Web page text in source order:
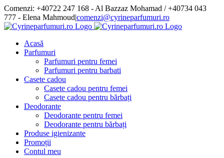
Skip
to
content
Comenzi: +40722 247 168 - Al Bazzaz Mohamad / +40734 043
777 - Elena Mahmoud|comenzi@cyrineparfumuri.ro
Facebook
Acasă
Parfumuri
Parfumuri pentru femei
Parfumuri pentru barbati
Casete cadou
Casete cadou pentru femei
Casete cadou pentru bărbați
Deodorante
Deodorante pentru femei
Deodorante pentru bărbați
Produse igienizante
Promoții
Contul meu